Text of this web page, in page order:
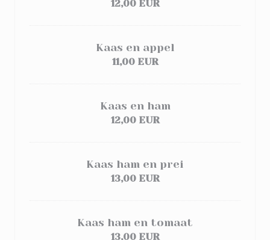
12,00 EUR
Kaas en appel
11,00 EUR
Kaas en ham
12,00 EUR
Kaas ham en prei
13,00 EUR
Kaas ham en tomaat
13,00 EUR